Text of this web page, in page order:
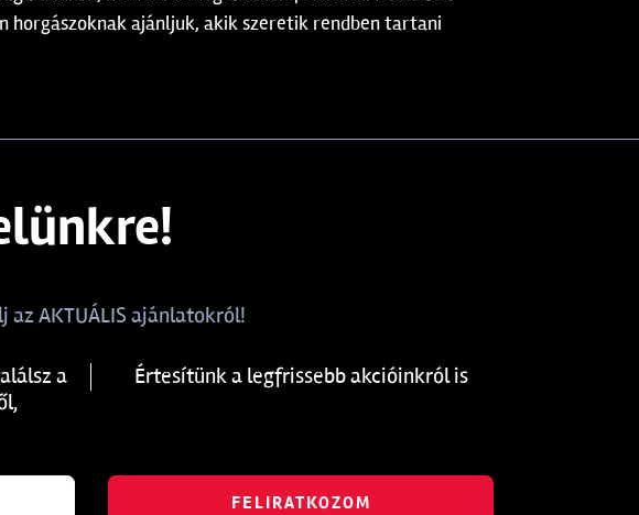
horgászoknak ajánljuk, akik szeretik rendben tartani
AKTUÁLIS ajánlatokról!
a
Értesítünk a legfrissebb akcióinkról is
FELIRATKOZOM